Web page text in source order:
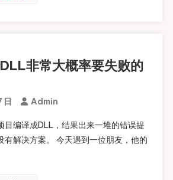
非常大概率要失败的
日 Admin
目编译成DLL，结果出来一堆的错误提
有解决方案。 今天遇到一位朋友，他的